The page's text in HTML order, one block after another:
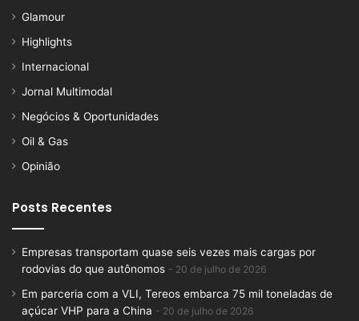
Glamour
Highlights
Internacional
Jornal Multimodal
Negócios & Oportunidades
Oil & Gas
Opinião
Posts Recentes
Empresas transportam quase seis vezes mais cargas por
rodovias do que autônomos
20 de julho de 2026
Em parceria com a VLI, Tereos embarca 75 mil toneladas de
açúcar VHP para a China
20 de julho de 2026